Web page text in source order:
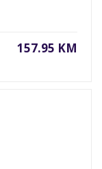
157.95 KM